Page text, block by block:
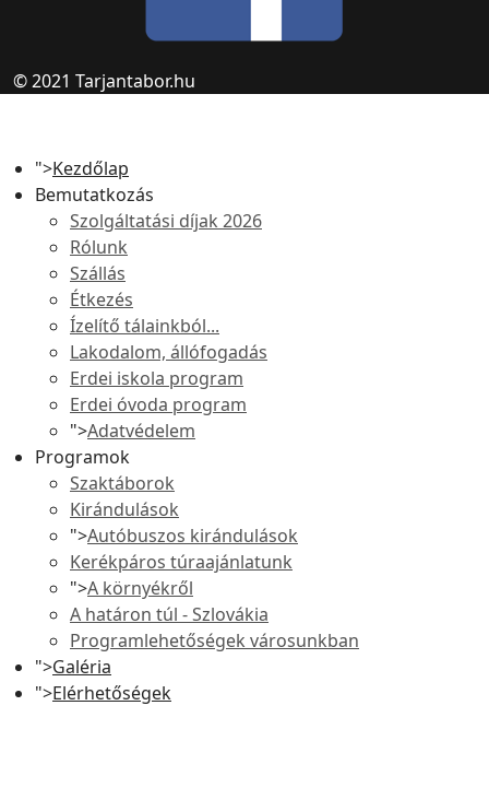
© 2021 Tarjantabor.hu
">Kezdőlap
Bemutatkozás
Szolgáltatási díjak 2026
Rólunk
Szállás
Étkezés
Ízelítő tálainkból...
Lakodalom, állófogadás
Erdei iskola program
Erdei óvoda program
">Adatvédelem
Programok
Szaktáborok
Kirándulások
">Autóbuszos kirándulások
Kerékpáros túraajánlatunk
">A környékről
A határon túl - Szlovákia
Programlehetőségek városunkban
">Galéria
">Elérhetőségek